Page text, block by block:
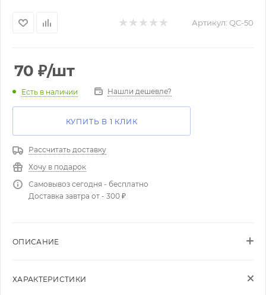
Артикул: QC-50
70 ₽/шт
Есть в наличии Нашли дешевле?
КУПИТЬ В 1 КЛИК
Рассчитать доставку
Хочу в подарок
Самовывоз сегодня - бесплатно
Доставка завтра от - 300 ₽
ОПИСАНИЕ
ХАРАКТЕРИСТИКИ